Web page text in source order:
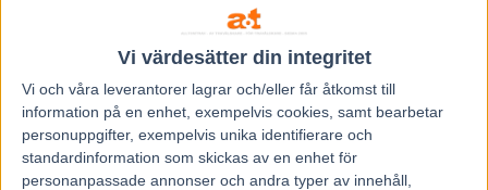
Vi värdesätter din integritet
Vi och våra leverantorer lagrar och/eller får åtkomst till
information på en enhet, exempelvis cookies, samt bearbetar
personuppgifter, exempelvis unika identifierare och
standardinformation som skickas av en enhet för
personanpassade annonser och andra typer av innehåll,
https://tillsammans.atg.se/inbjudan/RGQY-EZRE-
54413/sOHFKVLe5255zDT1UoXC2A==
TIPSAREN V64 hade klart för sig på Färjestad i Måndags
och drog in över 300.000!